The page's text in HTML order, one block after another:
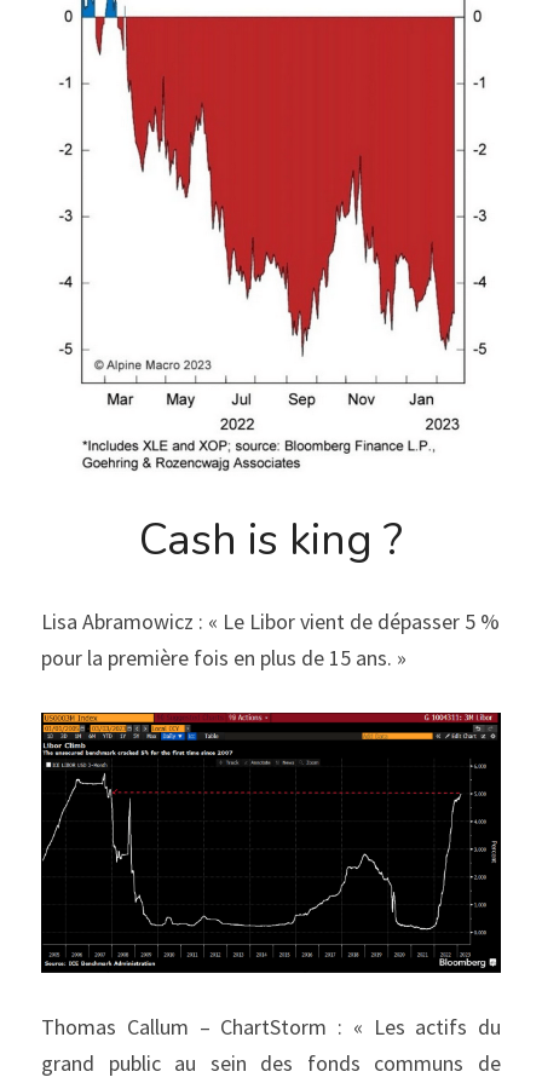
Cash is king ?
Lisa Abramowicz : « Le Libor vient de dépasser 5 %
pour la première fois en plus de 15 ans. »
Thomas Callum – ChartStorm : « Les actifs du
grand public au sein des fonds communs de